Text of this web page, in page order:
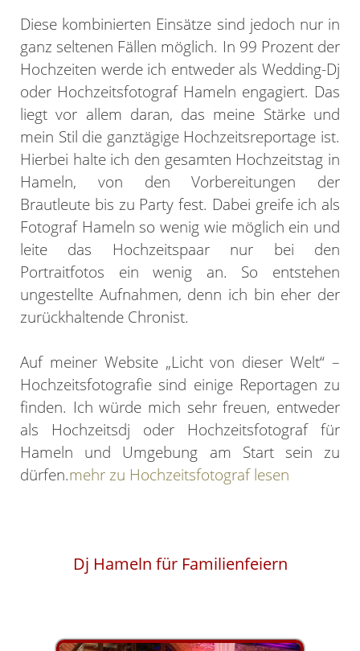
Diese kombinierten Einsätze sind jedoch nur in
ganz seltenen Fällen möglich. In 99 Prozent der
Hochzeiten werde ich entweder als Wedding-Dj
oder Hochzeitsfotograf Hameln engagiert. Das
liegt vor allem daran, das meine Stärke und
mein Stil die ganztägige Hochzeitsreportage ist.
Hierbei halte ich den gesamten Hochzeitstag in
Hameln, von den Vorbereitungen der
Brautleute bis zu Party fest. Dabei greife ich als
Fotograf Hameln so wenig wie möglich ein und
leite das Hochzeitspaar nur bei den
Portraitfotos ein wenig an. So entstehen
ungestellte Aufnahmen, denn ich bin eher der
zurückhaltende Chronist.
Auf meiner Website „Licht von dieser Welt“ –
Hochzeitsfotografie sind einige Reportagen zu
finden. Ich würde mich sehr freuen, entweder
als Hochzeitsdj oder Hochzeitsfotograf für
Hameln und Umgebung am Start sein zu
dürfen.mehr zu Hochzeitsfotograf lesen
Dj Hameln für Familienfeiern